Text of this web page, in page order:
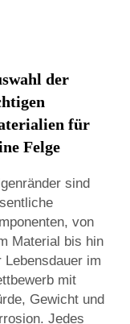
der
für
Felge
sind
von
Material bis hin
Lebensdauer im
mit
Gewicht und
Jedes